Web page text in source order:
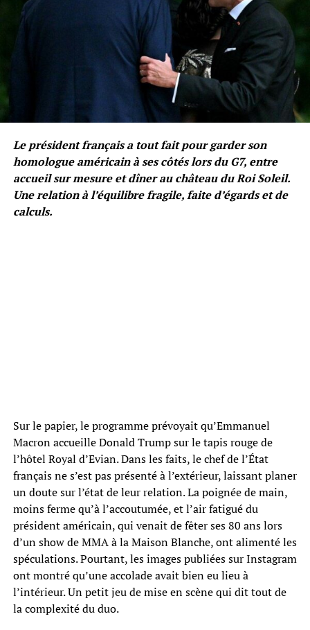
Le président français a tout fait pour garder son
homologue américain à ses côtés lors du G7, entre
accueil sur mesure et dîner au château du Roi Soleil.
Une relation à l’équilibre fragile, faite d’égards et de
calculs.
Sur le papier, le programme prévoyait qu’Emmanuel
Macron accueille Donald Trump sur le tapis rouge de
l’hôtel Royal d’Evian. Dans les faits, le chef de l’État
français ne s’est pas présenté à l’extérieur, laissant planer
un doute sur l’état de leur relation. La poignée de main,
moins ferme qu’à l’accoutumée, et l’air fatigué du
président américain, qui venait de fêter ses 80 ans lors
d’un show de MMA à la Maison Blanche, ont alimenté les
spéculations. Pourtant, les images publiées sur Instagram
ont montré qu’une accolade avait bien eu lieu à
l’intérieur. Un petit jeu de mise en scène qui dit tout de
la complexité du duo.